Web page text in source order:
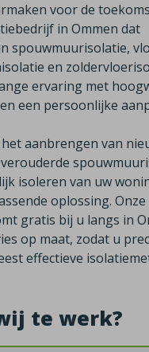
voor de
in Ommen dat
spouwmuurisolatie,
en
ervaring met
een persoonlijke
aanbrengen van
isoleren van uw
oplossing. Onze
gratis bij u langs in
op maat, zodat u
effectieve
te werk?